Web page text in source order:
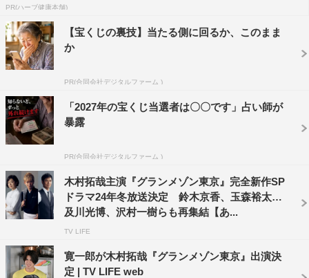
時代に尾花らと共に働いていた湯浅は、アジア・ナンバー
ワンフレンチの店を作るため、尾花に「メイユール京都」
の立ち上げを手伝ってもらっていた。湯浅が「グランメゾ
ン東京」を訪れた際には、エスコフィユ時代の後輩・平古
に、どちらがおいしい伊勢海老料理をつくれるか勝負を迫
る好戦的な一面も。躍動感あふれる2人の料理バトルや、
料理で対等に渡り合う尾花との“バディ感”にも注目だ。
北村が演じるのは、「グランメゾン東京」と資本提携して
いる大手企業傘下の「NEXマネジメント」代表取締役・明
石壮介。アジア人女性初の三つ星レストランのシェフとな
った倫子にビジネス勝機を見いだし、フードブランドビジ
ネスを広げてきた敏腕社長。とにかく無駄なことが嫌いな
超効率主義で、料理を“ビジネス”としてしかとらえていな
い。そのため、倫子は「グランメゾン東京」の存続と引き
PR(ハーブ健康本舗)
【宝くじの裏技】当たる側に回るか、このまま
か
PR(合同会社デジタルファーム )
「2027年の宝くじ当選者は〇〇です」占い師が
暴露
PR(合同会社デジタルファーム )
木村拓哉主演『グランメゾン東京』完全新作SP
ドラマ24年冬放送決定 鈴木京香、玉森裕太、
及川光博、沢村一樹らも再集結【あ...
TV LIFE
寛一郎が木村拓哉『グランメゾン東京』出演決
定 | TV LIFE web